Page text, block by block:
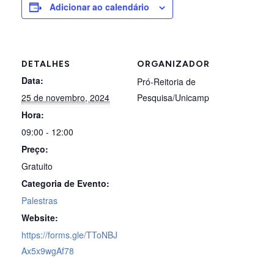
Adicionar ao calendário
DETALHES
Data:
25 de novembro, 2024
Hora:
09:00 - 12:00
Preço:
Gratuito
Categoria de Evento:
Palestras
Website:
https://forms.gle/TToNBJ
Ax5x9wgAf78
ORGANIZADOR
Pró-Reitoria de
Pesquisa/Unicamp